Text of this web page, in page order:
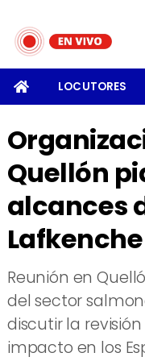
LOCUTORES
Quellón
alcances
Lafkenche
Reunión en
del sector
discutir la
impacto en los